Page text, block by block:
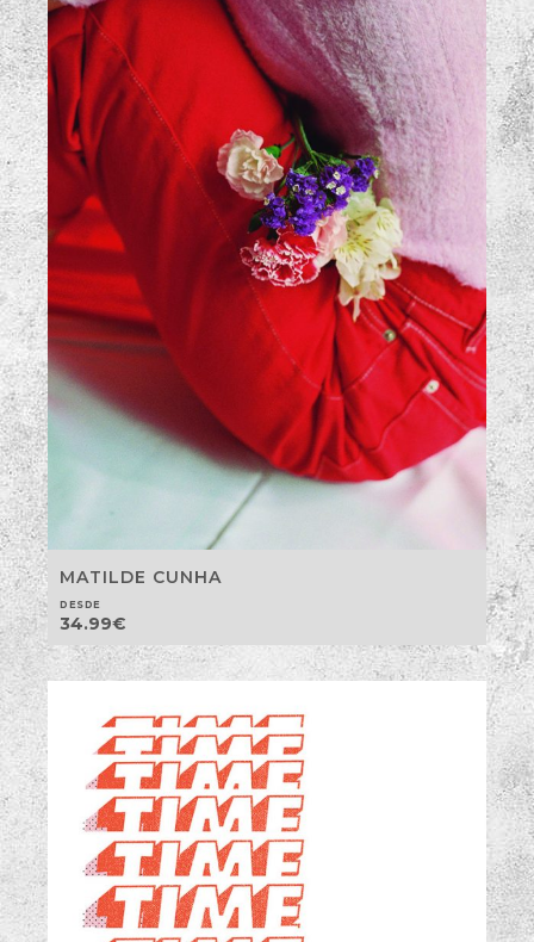
MATILDE CUNHA
DESDE
34.99€